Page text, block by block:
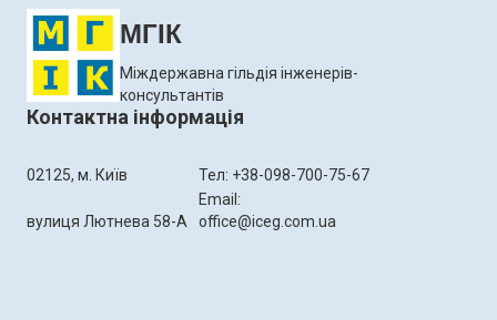
МГІК
Міждержавна гільдія інженерів-
консультантів
Контактна інформація
02125, м. Київ
вулиця Лютнева 58-А
Тел: +38-098-700-75-67
Email:
office@iceg.com.ua